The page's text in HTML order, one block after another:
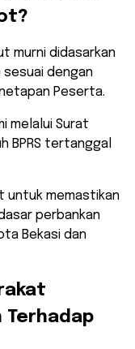
murni didasarkan
sesuai dengan
Peserta.
melalui Surat
BPRS tertanggal
untuk memastikan
perbankan
Bekasi dan
Terhadap